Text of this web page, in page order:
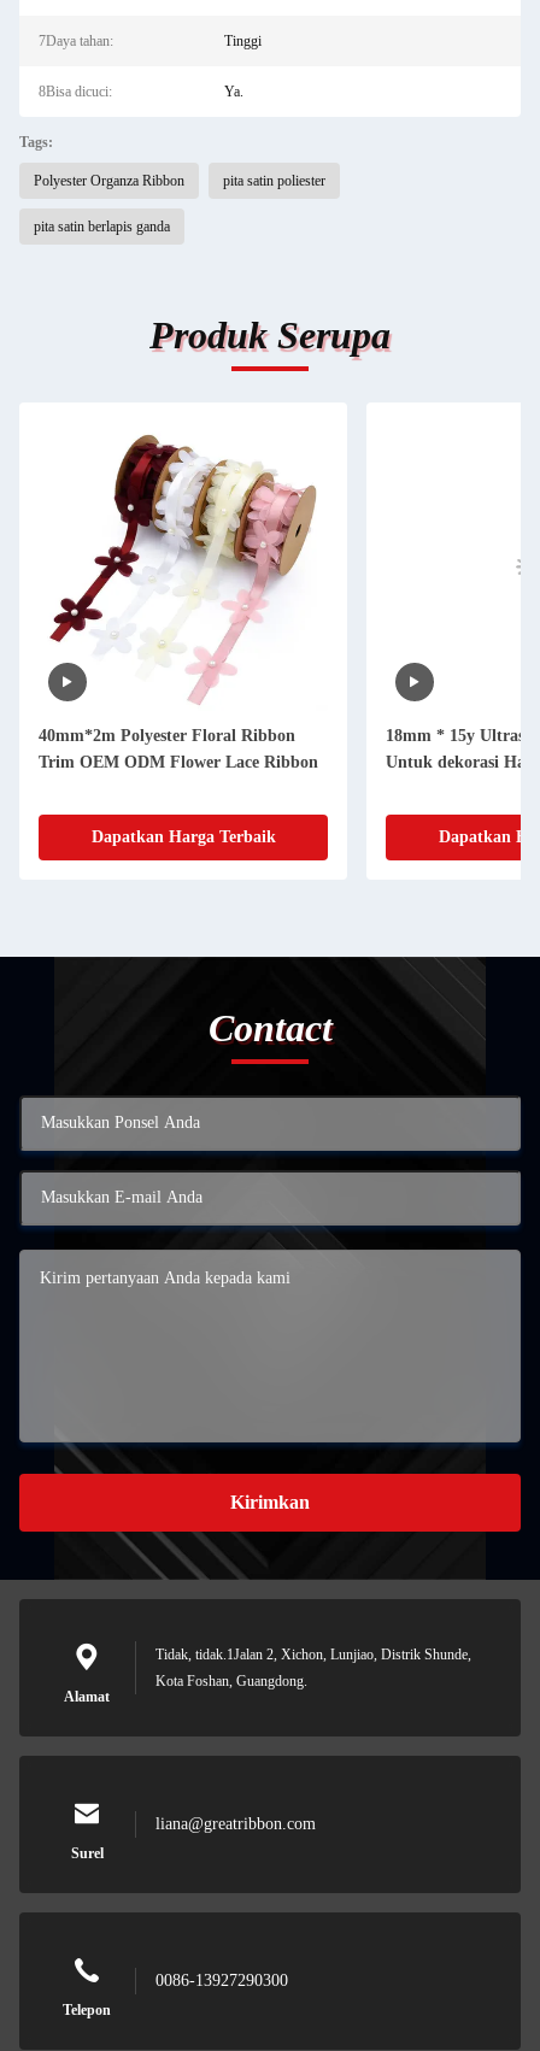
7Daya tahan: Tinggi
8Bisa dicuci: Ya.
Tags:
Polyester Organza Ribbon pita satin poliester
pita satin berlapis ganda
Produk Serupa
40mm*2m Polyester Floral Ribbon
Trim OEM ODM Flower Lace Ribbon
Dapatkan Harga Terbaik
18mm * 15y
Untuk dekorasi
Dapatkan
Contact
Kirimkan
Alamat
Tidak, tidak.1Jalan 2, Xichon, Lunjiao, Distrik Shunde,
Kota Foshan, Guangdong.
Surel
liana@greatribbon.com
Telepon
0086-13927290300